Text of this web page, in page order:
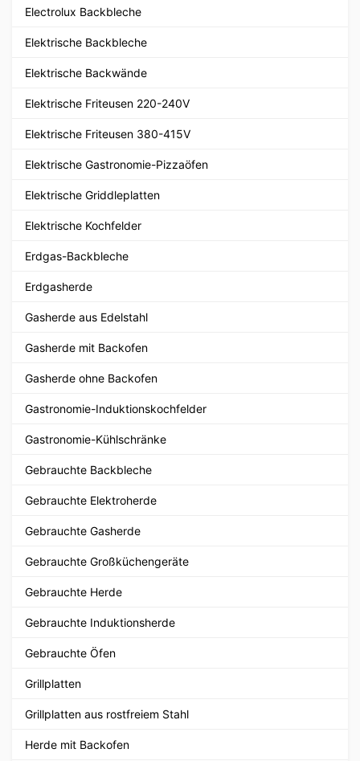
Electrolux Backbleche
Elektrische Backbleche
Elektrische Backwände
Elektrische Friteusen 220-240V
Elektrische Friteusen 380-415V
Elektrische Gastronomie-Pizzaöfen
Elektrische Griddleplatten
Elektrische Kochfelder
Erdgas-Backbleche
Erdgasherde
Gasherde aus Edelstahl
Gasherde mit Backofen
Gasherde ohne Backofen
Gastronomie-Induktionskochfelder
Gastronomie-Kühlschränke
Gebrauchte Backbleche
Gebrauchte Elektroherde
Gebrauchte Gasherde
Gebrauchte Großküchengeräte
Gebrauchte Herde
Gebrauchte Induktionsherde
Gebrauchte Öfen
Grillplatten
Grillplatten aus rostfreiem Stahl
Herde mit Backofen